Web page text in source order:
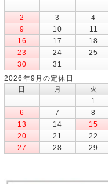
2
3 4
9
10 11
16
17 18
23
24 25
30
31
2026年9月の定休日
日
月 火
1
6
7 8
13
14 15
20
21 22
27
28 29